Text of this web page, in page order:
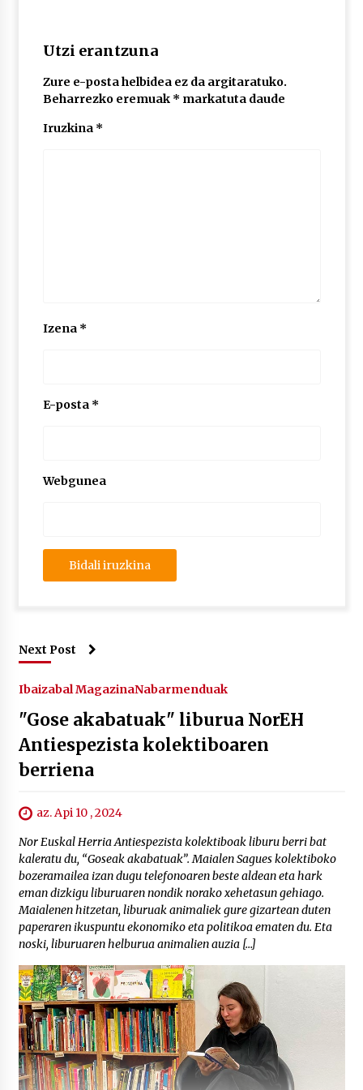
MUSIBLA #297: Bide, Boards Of Canada, Somak,
2026/07/02
Utzi erantzuna
Zure e-posta helbidea ez da argitaratuko.
Beharrezko eremuak * markatuta daude
Iruzkina *
Izena *
E-posta *
Webgunea
Next Post
Ibaizabal MagazinaNabarmenduak
"Gose akabatuak" liburua NorEH
Antiespezista kolektiboaren
berriena
az. Api 10 , 2024
Nor Euskal Herria Antiespezista kolektiboak liburu berri bat
kaleratu du, “Goseak akabatuak”. Maialen Sagues kolektiboko
bozeramailea izan dugu telefonoaren beste aldean eta hark
eman dizkigu liburuaren nondik norako xehetasun gehiago.
Maialenen hitzetan, liburuak animaliek gure gizartean duten
paperaren ikuspuntu ekonomiko eta politikoa ematen du. Eta
noski, liburuaren helburua animalien auzia […]